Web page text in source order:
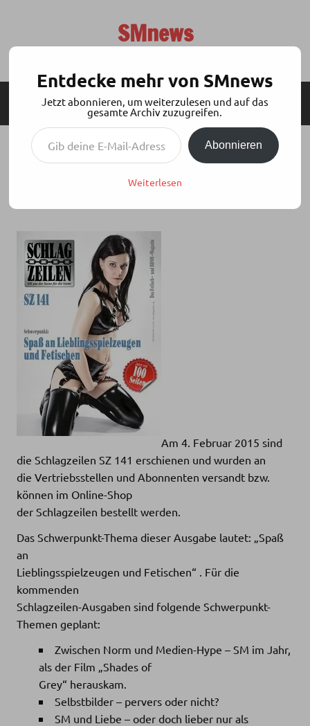
SMnews
SEITENLEISTE
MENÜ
SCHLAGZEILEN SZ 141 ERSCHIENEN
Am 4. Februar 2015 sind
die Schlagzeilen SZ 141 erschienen und wurden an
die Vertriebsstellen und Abonnenten versandt bzw.
können im Online-Shop
der Schlagzeilen bestellt werden.
Das Schwerpunkt-Thema dieser Ausgabe lautet: „Spaß
an
Lieblingsspielzeugen und Fetischen“ . Für die
kommenden
Schlagzeilen-Ausgaben sind folgende Schwerpunkt-
Themen geplant:
Zwischen Norm und Medien-Hype – SM im Jahr,
als der Film „Shades of
Grey“ herauskam.
Selbstbilder – pervers oder nicht?
SM und Liebe – oder doch lieber nur als
Entdecke mehr von SMnews
Jetzt abonnieren, um weiterzulesen und auf das
gesamte Archiv zuzugreifen.
Gib deine E-Mail-Adresse ein ...
Abonnieren
Weiterlesen